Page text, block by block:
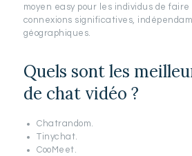
moyen easy pour les individus de faire
connexions significatives,
géographiques.
Quels sont les
de chat vidéo ?
Chatrandom.
Tinychat.
CooMeet.